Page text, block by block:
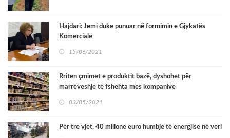
Hajdari: Jemi duke punuar në formimin e Gjykatës
Komerciale
15/06/2021
Rriten çmimet e produktit bazë, dyshohet për
marrëveshje të fshehta mes kompanive
03/05/2021
Për tre vjet, 40 milionë euro humbje të energjisë në veri